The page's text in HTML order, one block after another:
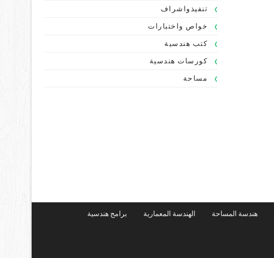
تنفيذواشراف
خواص واختبارات
كتب هندسية
كورسات هندسية
مساحة
هندسة المساحة الهندسة المعمارية برامج هندسية